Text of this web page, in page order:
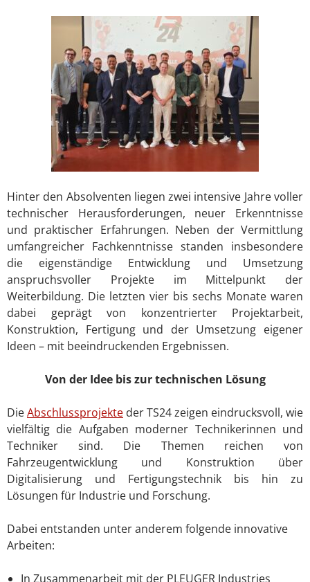
Hinter den Absolventen liegen zwei intensive Jahre voller
technischer Herausforderungen, neuer Erkenntnisse
und praktischer Erfahrungen. Neben der Vermittlung
umfangreicher Fachkenntnisse standen insbesondere
die eigenständige Entwicklung und Umsetzung
anspruchsvoller Projekte im Mittelpunkt der
Weiterbildung. Die letzten vier bis sechs Monate waren
dabei geprägt von konzentrierter Projektarbeit,
Konstruktion, Fertigung und der Umsetzung eigener
Ideen – mit beeindruckenden Ergebnissen.
Von der Idee bis zur technischen Lösung
DieAbschlussprojekte der TS24 zeigen eindrucksvoll, wie
vielfältig die Aufgaben moderner Technikerinnen und
Techniker sind. Die Themen reichen von
Fahrzeugentwicklung und Konstruktion über
Digitalisierung und Fertigungstechnik bis hin zu
Lösungen für Industrie und Forschung.
Dabei entstanden unter anderem folgende innovative
Arbeiten:
In Zusammenarbeit mit der PLEUGER Industries